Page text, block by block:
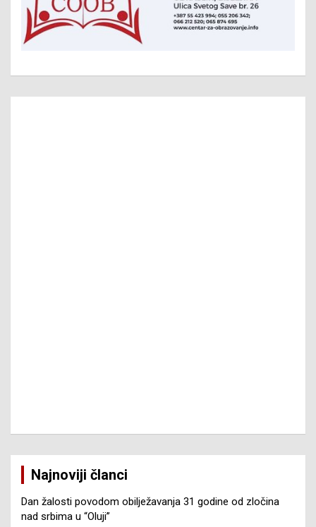
Najnoviji članci
Dan žalosti povodom obilježavanja 31 godine od zločina
nad srbima u “Oluji”